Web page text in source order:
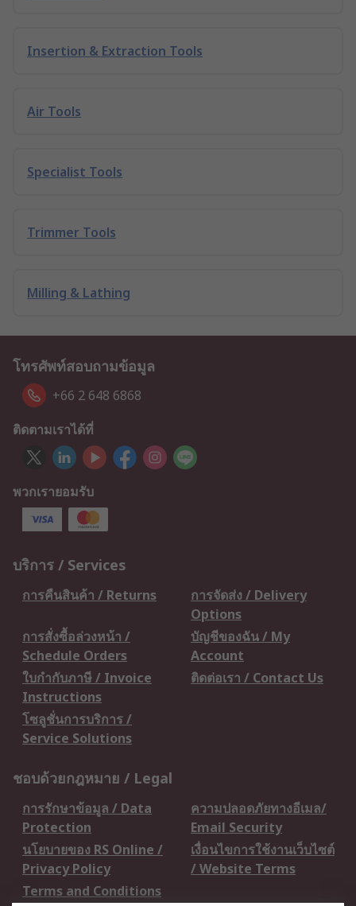
Insertion & Extraction Tools
Air Tools
Specialist Tools
Trimmer Tools
Milling & Lathing
โทรศัพท์สอบถามข้อมูล
+66 2 648 6868
ติดตามเราได้ที่
พวกเรายอมรับ
บริการ / Services
การคืนสินค้า / Returns
การจัดส่ง / Delivery
Options
การสั่งซื้อล่วงหน้า /
Schedule Orders
บัญชีของฉัน / My
Account
ใบกำกับภาษี / Invoice
Instructions
ติดต่อเรา / Contact Us
โซลูชั่นการบริการ /
Service Solutions
ชอบด้วยกฎหมาย / Legal
การรักษาข้อมูล / Data
Protection
ความปลอดภัยทางอีเมล/
Email Security
นโยบายของ RS Online /
Privacy Policy
เงื่อนไขการใช้งานเว็บไซต์
/ Website Terms
Terms and Conditions